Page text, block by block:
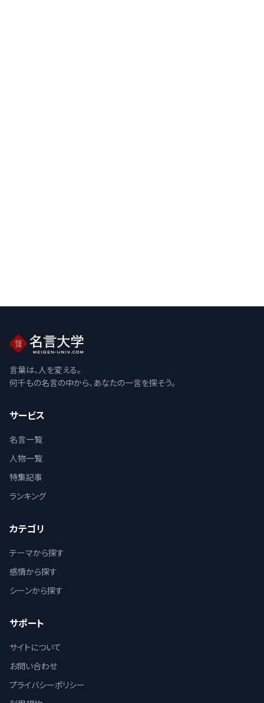
言葉は、人を変える。
何千もの名言の中から、あなたの一言を探そう。
サービス
名言一覧
人物一覧
特集記事
ランキング
カテゴリ
テーマから探す
感情から探す
シーンから探す
サポート
サイトについて
お問い合わせ
プライバシーポリシー